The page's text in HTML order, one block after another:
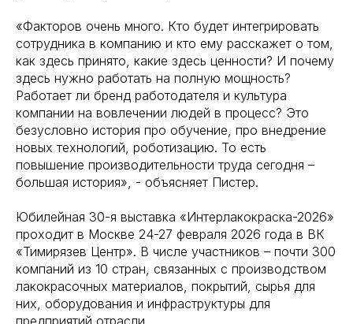
«Факторов очень много. Кто будет интегрировать
сотрудника в компанию и кто ему расскажет о том,
как здесь принято, какие здесь ценности? И почему
здесь нужно работать на полную мощность?
Работает ли бренд работодателя и культура
компании на вовлечении людей в процесс? Это
безусловно история про обучение, про внедрение
новых технологий, роботизацию. То есть
повышение производительности труда сегодня –
большая история», - объясняет Пистер.
Юбилейная 30-я выставка «Интерлакокраска-2026»
проходит в Москве 24-27 февраля 2026 года в ВК
«Тимирязев Центр». В числе участников – почти 300
компаний из 10 стран, связанных с производством
лакокрасочных материалов, покрытий, сырья для
них, оборудования и инфраструктуры для
предприятий отрасли.